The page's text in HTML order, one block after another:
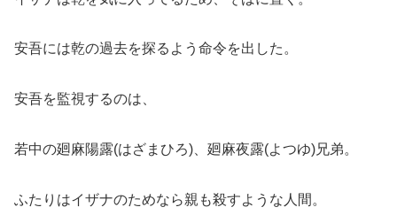
安吾には乾の過去を探るよう命令を出した。
安吾を監視するのは、
若中の廻麻陽露(はざまひろ)、廻麻夜露(よつゆ)兄弟。
ふたりはイザナのためなら親も殺すような人間。